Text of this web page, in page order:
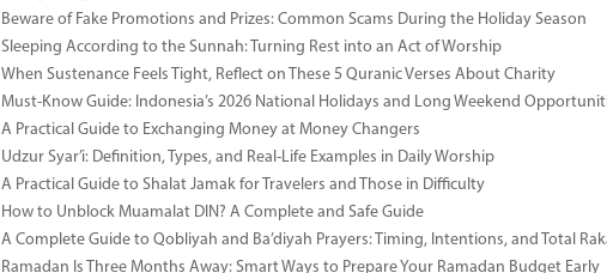
Beware of Fake Promotions and Prizes: Common Scams During the Holiday Season
Sleeping According to the Sunnah: Turning Rest into an Act of Worship
When Sustenance Feels Tight, Reflect on These 5 Quranic Verses About Charity
Must-Know Guide: Indonesia’s 2026 National Holidays and Long Weekend
A Practical Guide to Exchanging Money at Money Changers
Udzur Syar’i: Definition, Types, and Real-Life Examples in Daily Worship
A Practical Guide to Shalat Jamak for Travelers and Those in Difficulty
How to Unblock Muamalat DIN? A Complete and Safe Guide
A Complete Guide to Qobliyah and Ba’diyah Prayers: Timing, Intentions, and Total
Ramadan Is Three Months Away: Smart Ways to Prepare Your Ramadan Budget Early